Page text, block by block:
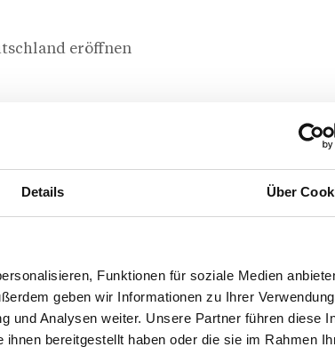
Details Über
Funktionen für soziale Medien
geben wir Informationen zu Ihrer
und Analysen weiter. Unsere Partner führen diese
bereitgestellt haben oder die sie im Rahmen
eröffnen
als
Eine ehemalige
betrieben hatte,
wird aktuell
ausgerechnet eine